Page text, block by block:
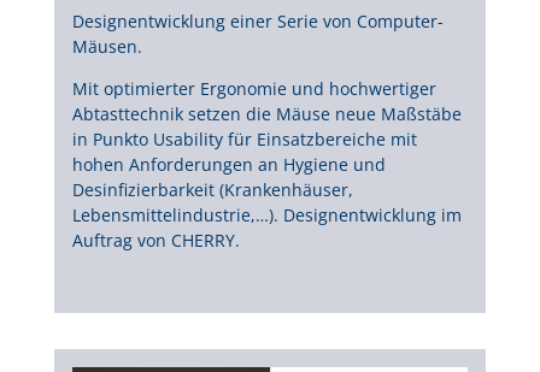
Designentwicklung einer Serie von Computer-
Mäusen.
Mit optimierter Ergonomie und hochwertiger
Abtasttechnik setzen die Mäuse neue Maßstäbe
in Punkto Usability für Einsatzbereiche mit
hohen Anforderungen an Hygiene und
Desinfizierbarkeit (Krankenhäuser,
Lebensmittelindustrie,…). Designentwicklung im
Auftrag von CHERRY.